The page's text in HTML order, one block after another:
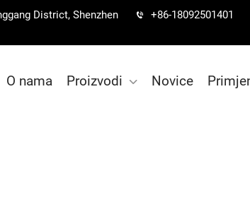
District, Shenzhen
+86-18092501401
O nama Proizvodi Novice